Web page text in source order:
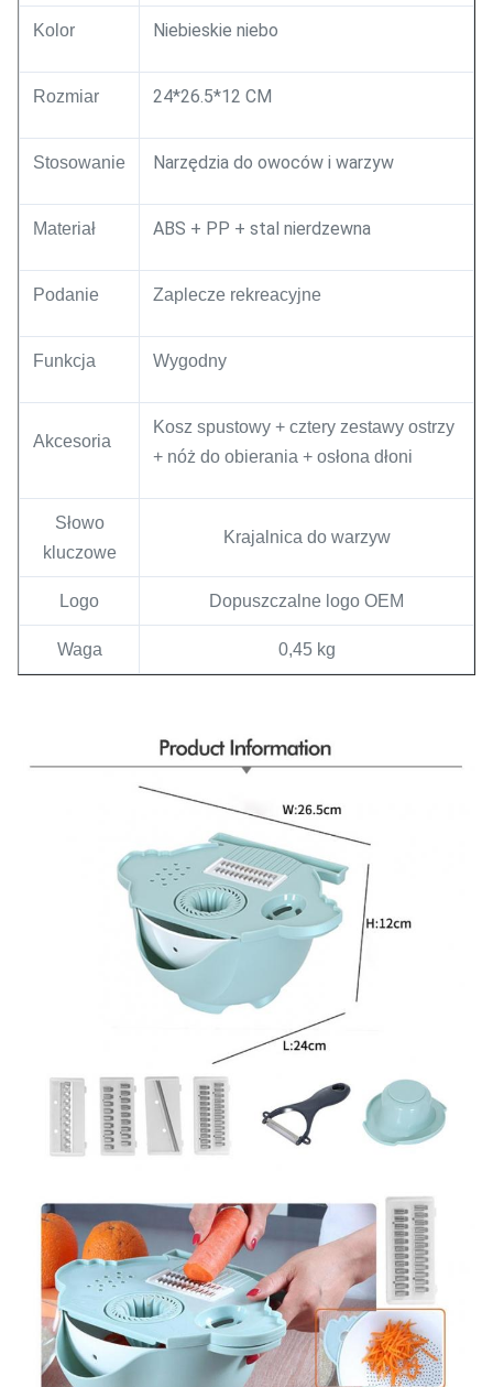
Kolor Niebieskie niebo
Rozmiar 24*26.5*12 CM
Stosowanie Narzędzia do owoców i warzyw
Materiał ABS + PP + stal nierdzewna
Podanie Zaplecze rekreacyjne
Funkcja Wygodny
Akcesoria
Kosz spustowy + cztery zestawy ostrzy
+ nóż do obierania + osłona dłoni
Słowo
kluczowe
Krajalnica do warzyw
Logo Dopuszczalne logo OEM
Waga 0,45 kg